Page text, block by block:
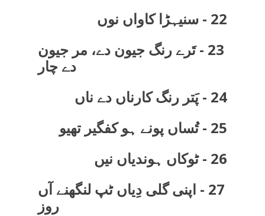
27 - اپنی گلی دِیاں ٹپ لنگھنے آں
روز
26 - ٹوکاں ہوندیاں نیں
25 - تُساں پونے ہو کفگیر تھیو
24 - پَتر رنگ کارناں دے ناں
23 - تَرے رنگ جیون دے، مر جیون
دے چار
22 - سنیہڑا کاواں نوں